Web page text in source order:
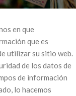
en que
que es
utilizar su sitio web.
de los datos de
de información
lo hacemos